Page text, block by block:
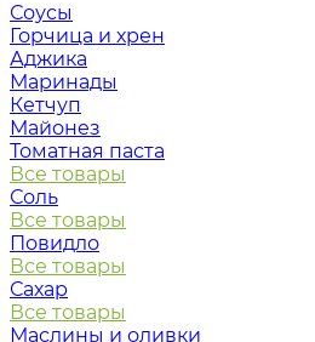
Соусы
Горчица и хрен
Аджика
Маринады
Кетчуп
Майонез
Томатная паста
Все товары
Соль
Все товары
Повидло
Все товары
Сахар
Все товары
Маслины и оливки